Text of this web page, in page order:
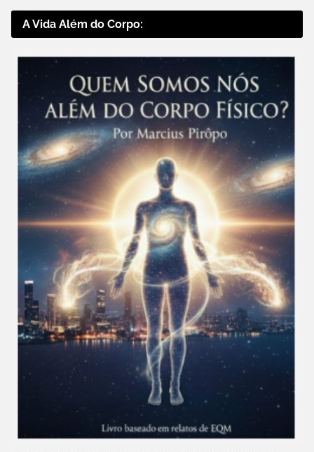
A Vida Além do Corpo: